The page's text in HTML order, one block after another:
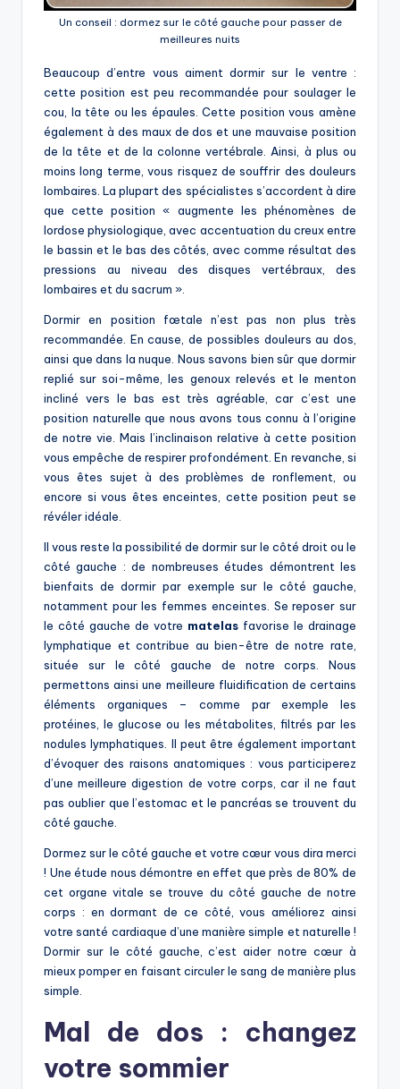
Un conseil : dormez sur le côté gauche pour passer de
meilleures nuits
Beaucoup d’entre vous aiment dormir sur le ventre :
cette position est peu recommandée pour soulager le
cou, la tête ou les épaules. Cette position vous amène
également à des maux de dos et une mauvaise position
de la tête et de la colonne vertébrale. Ainsi, à plus ou
moins long terme, vous risquez de souffrir des douleurs
lombaires. La plupart des spécialistes s’accordent à dire
que cette position « augmente les phénomènes de
lordose physiologique, avec accentuation du creux entre
le bassin et le bas des côtés, avec comme résultat des
pressions au niveau des disques vertébraux, des
lombaires et du sacrum ».
Dormir en position fœtale n’est pas non plus très
recommandée. En cause, de possibles douleurs au dos,
ainsi que dans la nuque. Nous savons bien sûr que dormir
replié sur soi-même, les genoux relevés et le menton
incliné vers le bas est très agréable, car c’est une
position naturelle que nous avons tous connu à l’origine
de notre vie. Mais l’inclinaison relative à cette position
vous empêche de respirer profondément. En revanche, si
vous êtes sujet à des problèmes de ronflement, ou
encore si vous êtes enceintes, cette position peut se
révéler idéale.
Il vous reste la possibilité de dormir sur le côté droit ou le
côté gauche : de nombreuses études démontrent les
bienfaits de dormir par exemple sur le côté gauche,
notamment pour les femmes enceintes. Se reposer sur
le côté gauche de votre matelas favorise le drainage
lymphatique et contribue au bien-être de notre rate,
située sur le côté gauche de notre corps. Nous
permettons ainsi une meilleure fluidification de certains
éléments organiques – comme par exemple les
protéines, le glucose ou les métabolites, filtrés par les
nodules lymphatiques. Il peut être également important
d’évoquer des raisons anatomiques : vous participerez
d’une meilleure digestion de votre corps, car il ne faut
pas oublier que l’estomac et le pancréas se trouvent du
côté gauche.
Dormez sur le côté gauche et votre cœur vous dira merci
! Une étude nous démontre en effet que près de 80% de
cet organe vitale se trouve du côté gauche de notre
corps : en dormant de ce côté, vous améliorez ainsi
votre santé cardiaque d’une manière simple et naturelle !
Dormir sur le côté gauche, c’est aider notre cœur à
mieux pomper en faisant circuler le sang de manière plus
simple.
Mal de dos : changez
votre sommier